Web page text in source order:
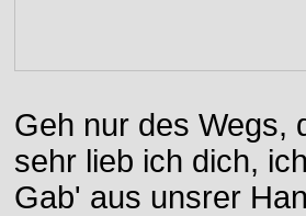
Geh nur des Wegs,
sehr lieb ich dich,
Gab' aus unsrer